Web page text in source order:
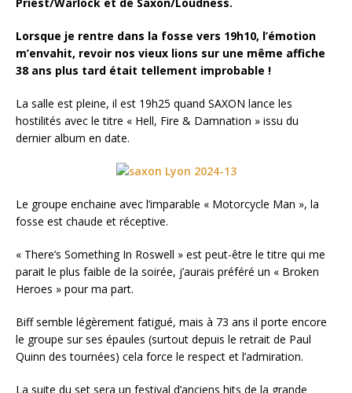
Lorsque je rentre dans la fosse vers 19h10, l’émotion
m’envahit, revoir nos vieux lions sur une même affiche
38 ans plus tard était tellement improbable !
La salle est pleine, il est 19h25 quand SAXON lance les
hostilités avec le titre « Hell, Fire & Damnation » issu du
dernier album en date.
Le groupe enchaine avec l’imparable « Motorcycle Man », la
fosse est chaude et réceptive.
« There’s Something In Roswell » est peut-être le titre qui me
parait le plus faible de la soirée, j’aurais préféré un « Broken
Heroes » pour ma part.
Biff semble légèrement fatigué, mais à 73 ans il porte encore
le groupe sur ses épaules (surtout depuis le retrait de Paul
Quinn des tournées) cela force le respect et l’admiration.
La suite du set sera un festival d’anciens hits de la grande